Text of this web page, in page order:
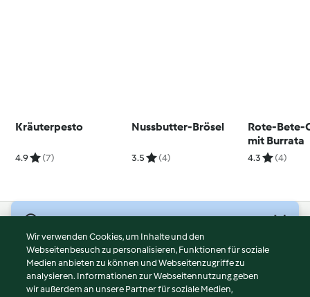
Kräuterpesto
4.9 (7)
Nussbutter-Brösel
3.5 (4)
Rote-Bete-
mit Burrata
4.3 (4)
Nutzungsbedingungen
Datenschutzrichtlinien
Disclaimer
Wir verwenden Cookies, um Inhalte und den
Webseitenbesuch zu personalisieren, Funktionen für soziale
Medien anbieten zu können und Webseitenzugriffe zu
analysieren. Informationen zur Webseitennutzung geben
wir außerdem an unsere Partner für soziale Medien,